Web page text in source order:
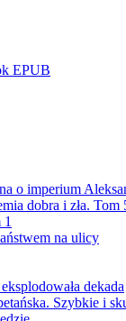
EPUB
o imperium
dobra i zła. Tom
na ulicy
dekada
Szybkie i